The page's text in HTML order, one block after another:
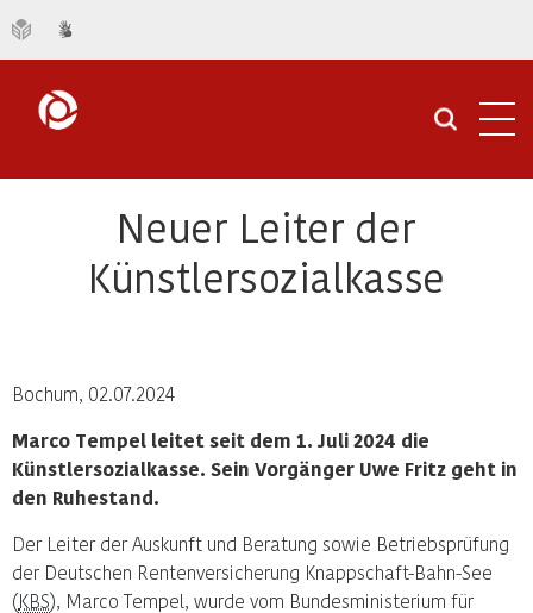
Neuer Leiter der
Künstlersozialkasse
Bochum, 02.07.2024
Marco Tempel leitet seit dem 1. Juli 2024 die
Künstlersozialkasse. Sein Vorgänger Uwe Fritz geht in
den Ruhestand.
Der Leiter der Auskunft und Beratung sowie Betriebsprüfung
der Deutschen Rentenversicherung Knappschaft-Bahn-See
(KBS), Marco Tempel, wurde vom Bundesministerium für